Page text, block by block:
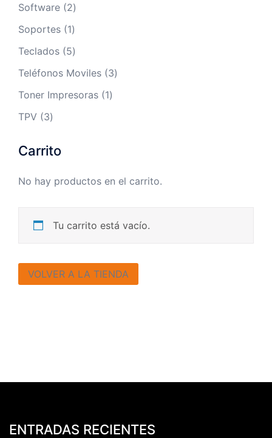
Software 22
productos
Soportes 11
producto
Teclados 55
productos
Teléfonos Moviles 33
Toner Impresoras 11
TPV 33
Carrito
No hay productos en el carrito.
Tu carrito está vacío.
VOLVER A LA TIENDA
ENTRADAS RECIENTES